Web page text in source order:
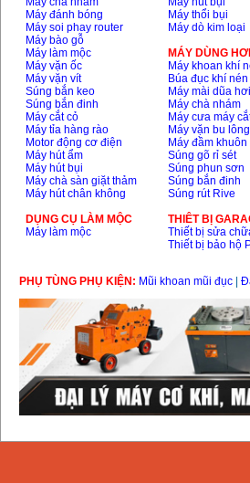
Máy hàn bấm Hồng
ký HB4KB (4KVA)
Giá:
Dây cáp hàn Samwon
Korea
Giá
Máy hàn que điện tử
Jasic ZX7 200E
Giá:2800000
Giá:6800000VND
Máy đánh bóng
Máy soi phay router
Máy bào gỗ
Máy làm mộc
Máy vặn ốc
Máy vặn vít
Súng bắn keo
Súng bắn đinh
Máy cắt cỏ
Máy tỉa hàng rào
Motor động cơ điện
Máy hút ẩm
Máy hút bụi
Máy chà sàn giặt thảm
Máy hút chân không
DỤNG CỤ LÀM MỘC
Máy làm mộc
Máy thổi bụi
Máy dò kim loại
MÁY DÙNG HƠI
Máy khoan khí
Búa đục khí nén
Máy mài dũa hơi
Máy chà nhám
Máy cưa máy
Máy vặn bu
Máy đầm khuôn
Súng gõ rỉ sét
Súng phun sơn
Súng bắn đinh
Súng rút Rive
THIÊT BỊ
Thiết bị sửa
Thiết bị bảo hộ
PHỤ TÙNG PHỤ KIỆN: Mũi khoan mũi đục